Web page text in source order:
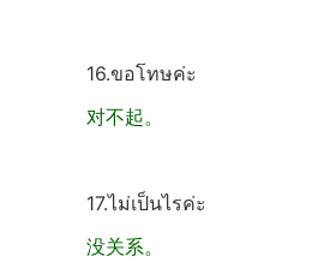
16.ขอโทษค่ะ
对不起。
17.ไม่เป็นไรค่ะ
没关系。